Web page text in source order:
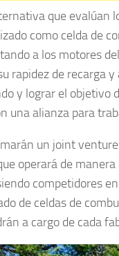
que
como celda de
a los motores
rapidez de recarga
y lograr el objetivo
una alianza para
un joint
operará de
competidores
de celdas de
a cargo de cada